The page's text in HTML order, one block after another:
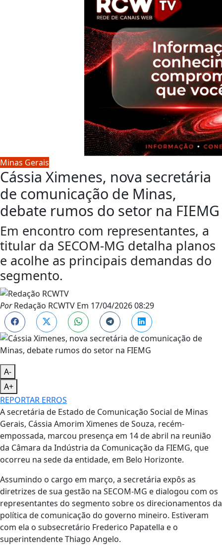
Minas Gerais
Cássia Ximenes, nova secretária
de comunicação de Minas,
debate rumos do setor na FIEMG
Em encontro com representantes, a
titular da SECOM-MG detalha planos
e acolhe as principais demandas do
segmento.
PorRedação RCWTV Em 17/04/2026 08:29
A-
A+
REPORTAR ERROS
A secretária de Estado de Comunicação Social de Minas
Gerais, Cássia Amorim Ximenes de Souza, recém-
empossada, marcou presença em 14 de abril na reunião
da Câmara da Indústria da Comunicação da FIEMG, que
ocorreu na sede da entidade, em Belo Horizonte.
Assumindo o cargo em março, a secretária expôs as
diretrizes de sua gestão na SECOM-MG e dialogou com os
representantes do segmento sobre os direcionamentos da
política de comunicação do governo mineiro. Estiveram
com ela o subsecretário Frederico Papatella e o
superintendente Thiago Angelo.